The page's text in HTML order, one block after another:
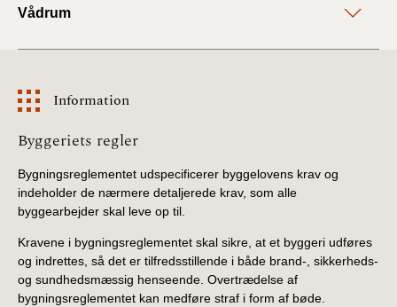
Vådrum
Information
Information
Byggeriets regler
Bygningsreglementet udspecificerer byggelovens krav og
indeholder de nærmere detaljerede krav, som alle
byggearbejder skal leve op til.
Kravene i bygningsreglementet skal sikre, at et byggeri udføres
og indrettes, så det er tilfredsstillende i både brand-, sikkerheds-
og sundhedsmæssig henseende. Overtrædelse af
bygningsreglementet kan medføre straf i form af bøde.